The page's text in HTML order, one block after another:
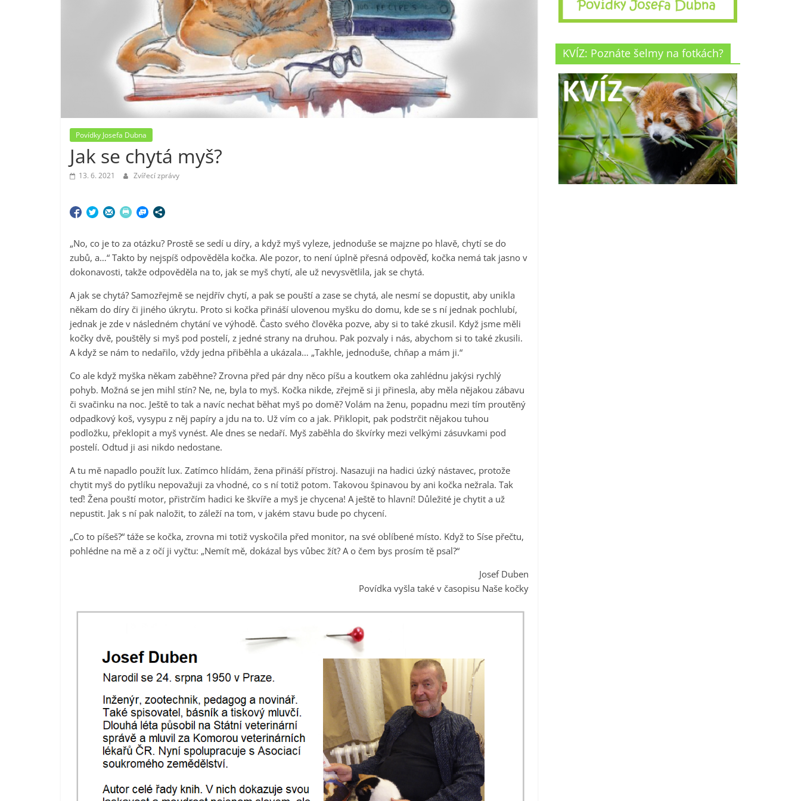
Povídky Josefa Dubna
Jak se chytá myš?
13. 6. 2021 Zvířecí zprávy
„No, co je to za otázku? Prostě se sedí u díry, a když myš vyleze, jednoduše se majzne po hlavě, chytí se do
zubů, a…“ Takto by nejspíš odpověděla kočka. Ale pozor, to není úplně přesná odpověď, kočka nemá tak jasno v
dokonavosti, takže odpověděla na to, jak se myš chytí, ale už nevysvětlila, jak se chytá.
A jak se chytá? Samozřejmě se nejdřív chytí, a pak se pouští a zase se chytá, ale nesmí se dopustit, aby unikla
někam do díry či jiného úkrytu. Proto si kočka přináší ulovenou myšku do domu, kde se s ní jednak pochlubí,
jednak je zde v následném chytání ve výhodě. Často svého člověka pozve, aby si to také zkusil. Když jsme měli
kočky dvě, pouštěly si myš pod postelí, z jedné strany na druhou. Pak pozvaly i nás, abychom si to také zkusili.
A když se nám to nedařilo, vždy jedna přiběhla a ukázala… „Takhle, jednoduše, chňap a mám ji.“
Co ale když myška někam zaběhne? Zrovna před pár dny něco píšu a koutkem oka zahlédnu jakýsi rychlý
pohyb. Možná se jen mihl stín? Ne, ne, byla to myš. Kočka nikde, zřejmě si ji přinesla, aby měla nějakou zábavu
či svačinku na noc. Ještě to tak a navíc nechat běhat myš po domě? Volám na ženu, popadnu mezi tím proutěný
odpadkový koš, vysypu z něj papíry a jdu na to. Už vím co a jak. Přiklopit, pak podstrčit nějakou tuhou
podložku, překlopit a myš vynést. Ale dnes se nedaří. Myš zaběhla do škvírky mezi velkými zásuvkami pod
postelí. Odtud ji asi nikdo nedostane.
A tu mě napadlo použít lux. Zatímco hlídám, žena přináší přístroj. Nasazuji na hadici úzký nástavec, protože
chytit myš do pytlíku nepovažuji za vhodné, co s ní totiž potom. Takovou špinavou by ani kočka nežrala. Tak
teď! Žena pouští motor, přistrčím hadici ke škvíře a myš je chycena! A ještě to hlavní! Důležité je chytit a už
nepustit. Jak s ní pak naložit, to záleží na tom, v jakém stavu bude po chycení.
„Co to píšeš?“ táže se kočka, zrovna mi totiž vyskočila před monitor, na své oblíbené místo. Když to Síse přečtu,
pohlédne na mě a z očí ji vyčtu: „Nemít mě, dokázal bys vůbec žít? A o čem bys prosím tě psal?“
Josef Duben
Povídka vyšla také v časopisu Naše kočky
KVÍZ: Poznáte šelmy na fotkách?